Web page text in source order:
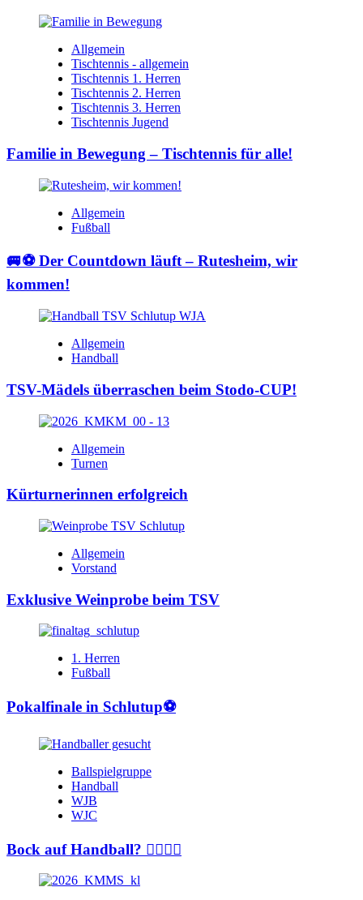
Allgemein
Tischtennis - allgemein
Tischtennis 1. Herren
Tischtennis 2. Herren
Tischtennis 3. Herren
Tischtennis Jugend
Familie in Bewegung – Tischtennis für alle!
Allgemein
Fußball
🚐⚽ Der Countdown läuft – Rutesheim, wir
kommen!
Allgemein
Handball
TSV-Mädels überraschen beim Stodo-CUP!
Allgemein
Turnen
Kürturnerinnen erfolgreich
Allgemein
Vorstand
Exklusive Weinprobe beim TSV
1. Herren
Fußball
Pokalfinale in Schlutup⚽️
Ballspielgruppe
Handball
WJB
WJC
Bock auf Handball? 🤾‍♂️🤾‍♀️